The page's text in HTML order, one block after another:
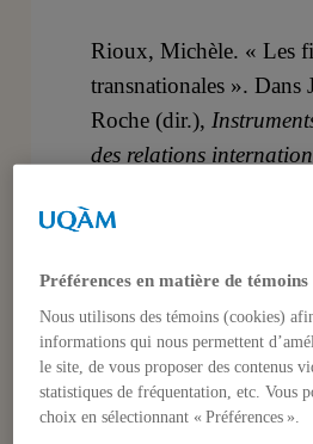
Rioux, Michèle. « Les
transnationales ». Dans
Roche (dir.),
des relations
Préférences en matière de témoins
Nous utilisons des témoins (cookies)
informations qui nous permettent
le site, de vous proposer des contenus
statistiques de fréquentation, etc. Vous
choix en sélectionnant « Préférences ».